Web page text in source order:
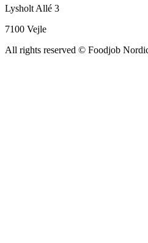
Lysholt Allé 3
7100 Vejle
All rights reserved © Foodjob